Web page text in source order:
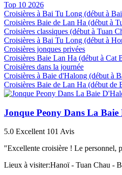
Top 10 2026
Croisières à Bai Tu Long (début à
Croisières Baie de Lan Ha (début à
Croisières classiques (début à Tuan
Croisières à Bai Tu Long (début à
Croisières jonques privées
Croisières Baie Lan Ha (début à Cat
Croisières dans la journée
Croisières à Baie d'Halong (début à
Croisières Baie de Lan Ha (début de
Jonque Peony Dans La
5.0 Excellent 101 Avis
"Excellente croisière ! Le personnel,
Lieux à visiter:Hanoï - Tuan Chau -